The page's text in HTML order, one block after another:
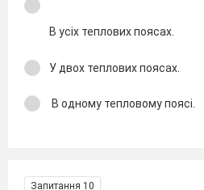
В усіх теплових поясах.
У двох теплових поясах.
В одному тепловому поясі.
Запитання 10